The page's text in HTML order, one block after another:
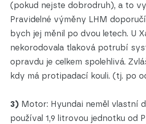
(pokud nejste dobrodruh), a to
Pravidelné výměny LHM
bych jej měnil po dvou letech. U
nekorodovala tlaková potrubí
opravdu je celkem spolehlivá.
kdy má protipadací kouli. (tj. po
3) Motor: Hyundai neměl vlastní
používal 1,9 litrovou jednotku od